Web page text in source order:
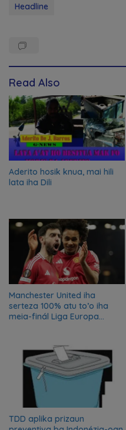
Headline
Read Also
Aderito hosik knua, mai hili
lata iha Dili
Manchester United iha
serteza 100% atu to’o iha
meia-finál Liga Europa
TDD aplika prizaun